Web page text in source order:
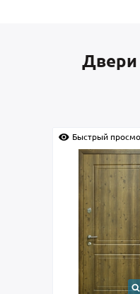
Двери
Быстрый просмотр